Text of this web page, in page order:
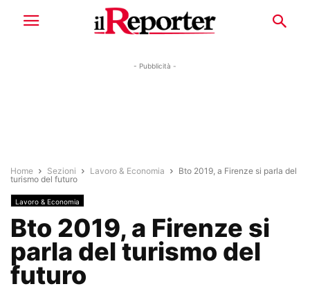
- Pubblicità -
Home Sezioni Lavoro & Economia
Bto 2019, a Firenze si parla del
turismo del futuro
Lavoro & Economia
Bto 2019, a Firenze si
parla del turismo del
futuro